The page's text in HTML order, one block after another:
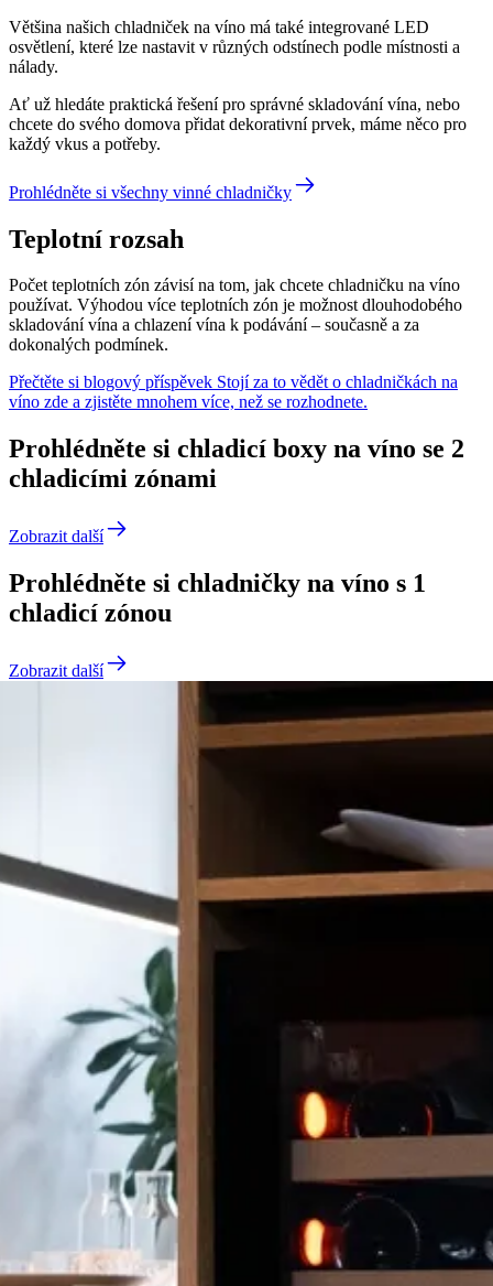
Většina našich chladniček na víno má také integrované LED
osvětlení, které lze nastavit v různých odstínech podle místnosti a
nálady.
Ať už hledáte praktická řešení pro správné skladování vína, nebo
chcete do svého domova přidat dekorativní prvek, máme něco pro
každý vkus a potřeby.
Prohlédněte si všechny vinné chladničky
Teplotní rozsah
Počet teplotních zón závisí na tom, jak chcete chladničku na víno
používat. Výhodou více teplotních zón je možnost dlouhodobého
skladování vína a chlazení vína k podávání – současně a za
dokonalých podmínek.
Přečtěte si blogový příspěvek Stojí za to vědět o chladničkách na
víno zde a zjistěte mnohem více, než se rozhodnete.
Prohlédněte si chladicí boxy na víno se 2
chladicími zónami
Zobrazit další
Prohlédněte si chladničky na víno s 1
chladicí zónou
Zobrazit další